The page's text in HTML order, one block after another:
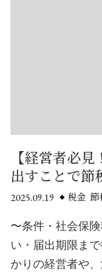
【経営者必
出すことで節
2025.09.19 税金 節
〜条件・社会保
い・届出期限ま
かりの経営者や